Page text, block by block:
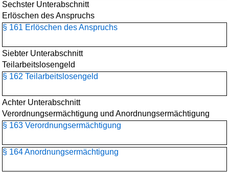
Sechster Unterabschnitt
Erlöschen des Anspruchs
§ 161 Erlöschen des Anspruchs
Siebter Unterabschnitt
Teilarbeitslosengeld
§ 162 Teilarbeitslosengeld
Achter Unterabschnitt
Verordnungsermächtigung und Anordnungsermächtigung
§ 163 Verordnungsermächtigung
§ 164 Anordnungsermächtigung